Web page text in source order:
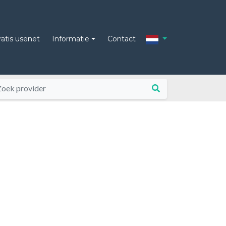
usenet Informatie Contact